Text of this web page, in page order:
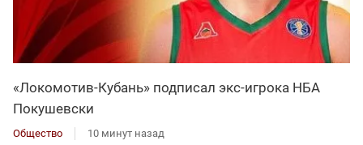
«Локомотив-Кубань» подписал экс-игрока НБА
Покушевски
Общество 10 минут назад